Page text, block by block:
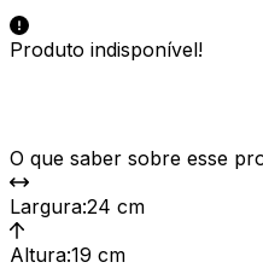
Produto indisponível!
O que saber sobre esse
Largura:24 cm
Altura:19 cm